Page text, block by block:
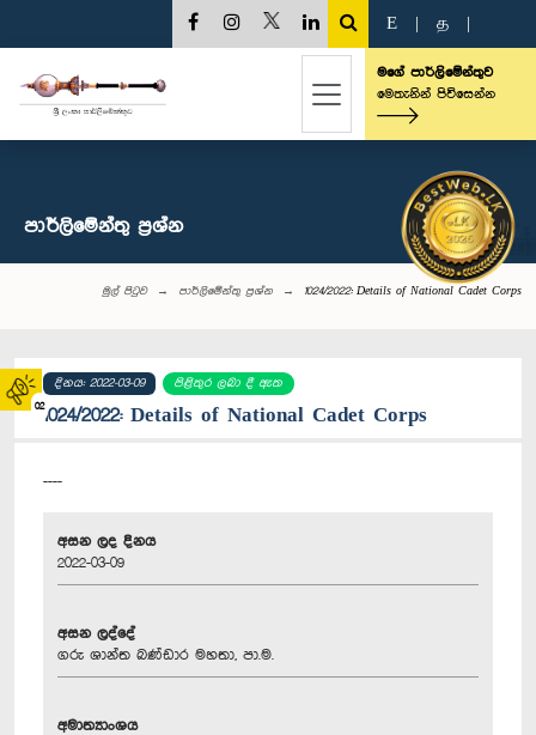
02
E த
මගේ පාර්ලිමේන්තුව
මෙතැනින් පිවිසෙන්න
පාර්ලි‌මේන්තු‌ ප්‍රශ්න
මුල් පිටුව පාර්ලි‌මේන්තු‌ ප්‍රශ්න 1024/2022: Details of National Cadet Corps
දිනය: 2022-03-09 පිළිතුර ලබා දී ඇත
1024/2022: Details of National Cadet Corps
----
අසන ලද දිනය
2022-03-09
අසන ලද්දේ
ගරු ශාන්ත බණ්ඩාර මහතා, පා.ම.
අමාත්‍යාංශය